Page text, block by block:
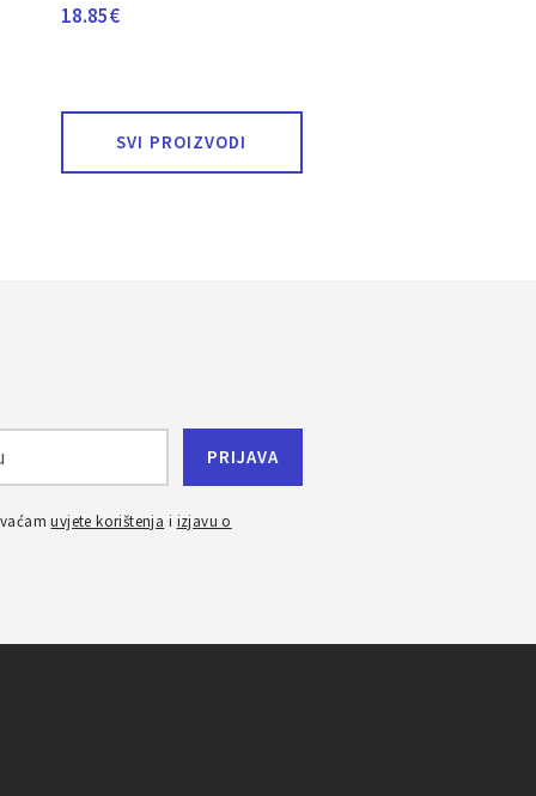
18.85€
SVI PROIZVODI
uvjete korištenja i izjavu o